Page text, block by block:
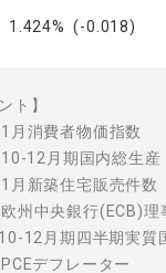
(-0.018)
ト】
消費者物価指数
月期国内総生産
築住宅販売件数
中央銀行(ECB)理
四半期実質国
フレーター